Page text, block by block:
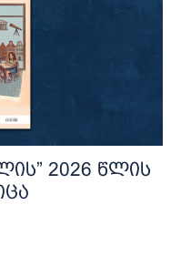
2026 წლის